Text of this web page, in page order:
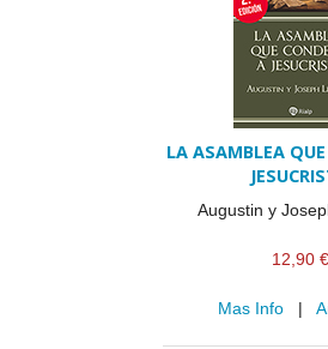
LA ASAMBLEA
Augustin y
12,90 €
Mas Info|